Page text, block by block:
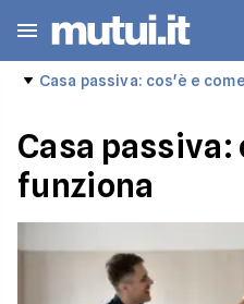
Casa passiva: cos'è e
Casa passiva:
funziona